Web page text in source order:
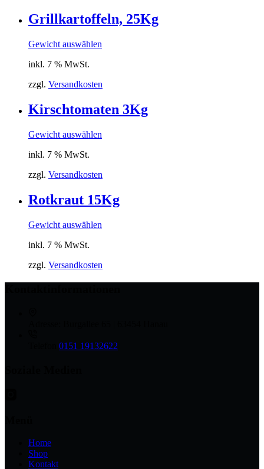
Grillkartoffeln, 25Kg
Gewicht auswählen
inkl. 7 % MwSt.
zzgl. Versandkosten
Kirschtomaten 3Kg
Gewicht auswählen
inkl. 7 % MwSt.
zzgl. Versandkosten
Rotkraut 15Kg
Gewicht auswählen
inkl. 7 % MwSt.
zzgl. Versandkosten
0151 19132622
Home
Shop
Kontakt